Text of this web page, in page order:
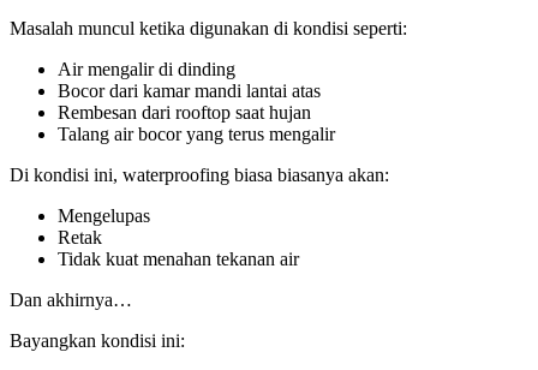
Masalah muncul ketika digunakan di kondisi seperti:
Air mengalir di dinding
Bocor dari kamar mandi lantai atas
Rembesan dari rooftop saat hujan
Talang air bocor yang terus mengalir
Di kondisi ini, waterproofing biasa biasanya akan:
Mengelupas
Retak
Tidak kuat menahan tekanan air
Dan akhirnya…
Bayangkan kondisi ini: